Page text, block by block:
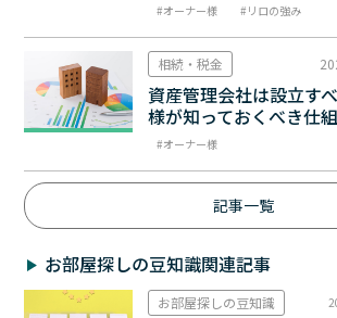
オーナー様 リロの強み
相続・税金
資産管理会社は設立す
様が知っておくべき仕
オーナー様
記事一覧
お部屋探しの豆知識関連記事
お部屋探しの豆知識